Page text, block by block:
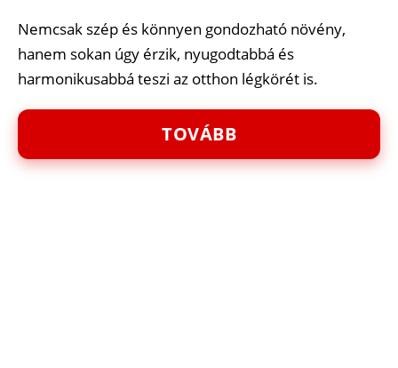
Nemcsak szép és könnyen gondozható növény,
hanem sokan úgy érzik, nyugodtabbá és
harmonikusabbá teszi az otthon légkörét is.
TOVÁBB